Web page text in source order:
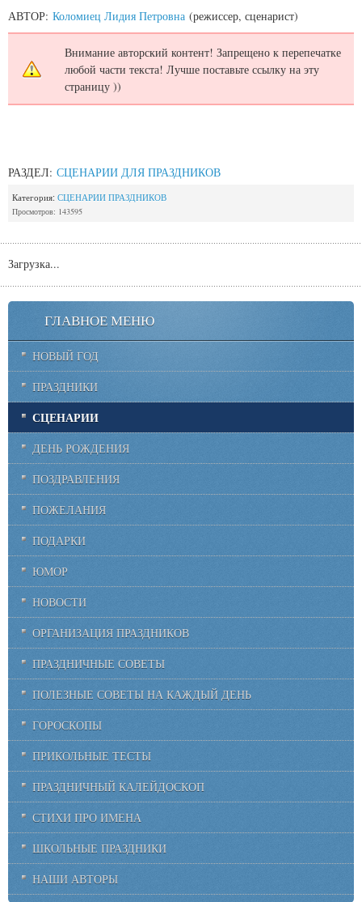
АВТОР: Коломиец Лидия Петровна (режиссер, сценарист)
Внимание авторский контент! Запрещено к перепечатке
любой части текста! Лучше поставьте ссылку на эту
страницу ))
РАЗДЕЛ: СЦЕНАРИИ ДЛЯ ПРАЗДНИКОВ
Категория: СЦЕНАРИИ ПРАЗДНИКОВ
Просмотров: 143595
Загрузка...
ГЛАВНОЕ МЕНЮ
НОВЫЙ ГОД
ПРАЗДНИКИ
СЦЕНАРИИ
ДЕНЬ РОЖДЕНИЯ
ПОЗДРАВЛЕНИЯ
ПОЖЕЛАНИЯ
ПОДАРКИ
ЮМОР
НОВОСТИ
ОРГАНИЗАЦИЯ ПРАЗДНИКОВ
ПРАЗДНИЧНЫЕ СОВЕТЫ
ПОЛЕЗНЫЕ СОВЕТЫ НА КАЖДЫЙ ДЕНЬ
ГОРОСКОПЫ
ПРИКОЛЬНЫЕ ТЕСТЫ
ПРАЗДНИЧНЫЙ КАЛЕЙДОСКОП
СТИХИ ПРО ИМЕНА
ШКОЛЬНЫЕ ПРАЗДНИКИ
НАШИ АВТОРЫ